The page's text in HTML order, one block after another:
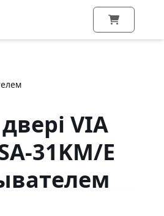
VIA
31KM/E